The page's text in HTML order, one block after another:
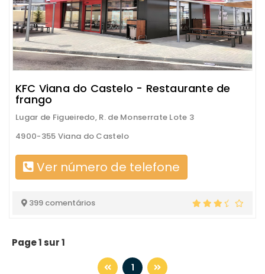
KFC Viana do Castelo - Restaurante de
frango
Lugar de Figueiredo, R. de Monserrate Lote 3
4900-355 Viana do Castelo
Ver número de telefone
399 comentários
Page 1 sur 1
1